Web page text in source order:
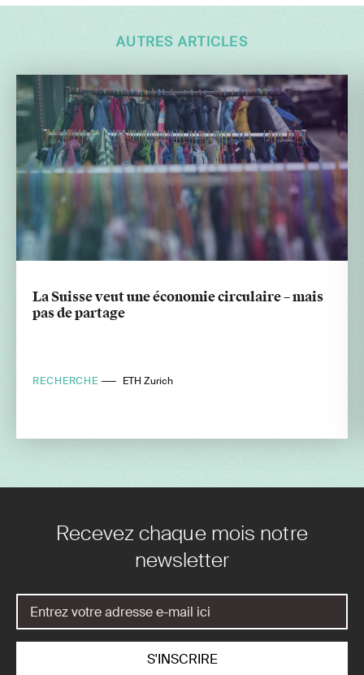
AUTRES ARTICLES
La Suisse veut une économie circulaire – mais
pas de partage
RECHERCHE ETH Zurich
Recevez chaque mois notre
newsletter